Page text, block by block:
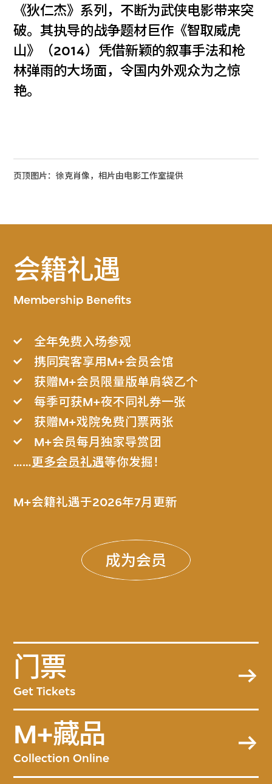
《狄仁杰》系列，不断为武侠电影带来突
破。其执导的战争题材巨作《智取威虎
山》（2014）凭借新颖的叙事手法和枪
林弹雨的大场面，令国内外观众为之惊
艳。
页顶图片：徐克肖像，相片由电影工作室提供
会籍礼遇
Membership Benefits
全年免费入场参观
携同宾客享用M+会员会馆
获赠M+会员限量版单肩袋乙个
每季可获M+夜不同礼券一张
获赠M+戏院免费门票两张
M+会员每月独家导赏团
……更多会员礼遇等你发掘！
M+会籍礼遇于2026年7月更新
成为会员
门票
Get Tickets
M+藏品
Collection Online